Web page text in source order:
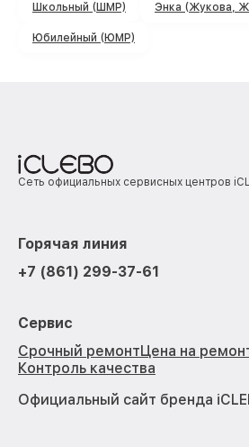
Школьный (ШМР) Энка (Жукова,
Юбилейный (ЮМР)
Сеть официальных сервисных центров
Горячая линия
+7 (861) 299-37-61
Сервис
Срочный ремонтЦена на
Контроль качества
Официальный сайт бренда